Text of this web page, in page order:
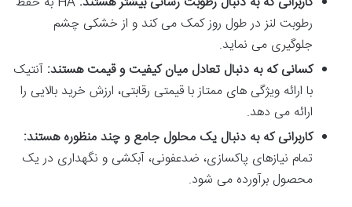
رطوبت لنز در طول روز کمک می کند و از خشکی چشم
جلوگیری می نماید.
کسانی که به دنبال تعادل میان کیفیت و قیمت هستند: آنتیک
با ارائه ویژگی های ممتاز با قیمتی رقابتی، ارزش خرید بالایی را
ارائه می دهد.
کاربرانی که به دنبال یک محلول جامع و چند منظوره هستند:
تمام نیازهای پاکسازی، ضدعفونی، آبکشی و نگهداری در یک
محصول برآورده می شود.